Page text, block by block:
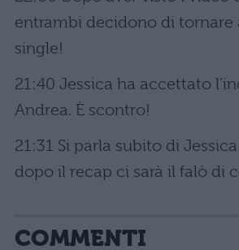
entrambi decidono di tornare
single!
21:40 Jessica ha accettato
Andrea. È scontro!
21:31 Si parla subito di
dopo il recap ci sarà il falò di
COMMENTI